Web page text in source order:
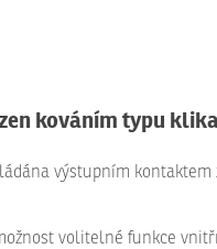
kováním typu
výstupním
volitelné funkce